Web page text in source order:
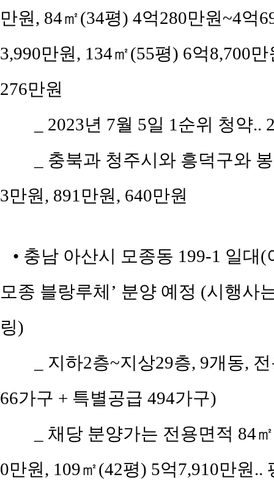
만원, 84㎡(34평) 4억280만원~4억
3,990만원, 134㎡(55평) 6억8,700
276만원
_ 2023년 7월 5일 1순위 청약
_ 충북과 청주시와 흥덕구와
3만원, 891만원, 640만원
• 충남 아산시 모종동 199-1 일대
모종 블랑루체’ 분양 예정 (시행사
링)
_ 지하2층~지상29층, 9개동,
66가구 + 특별공급 494가구)
_ 채당 분양가는 전용면적 84
0만원, 109㎡(42평) 5억7,910만원..